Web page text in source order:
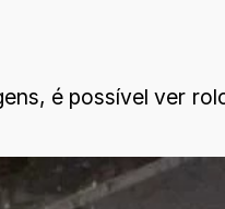
é possível ver